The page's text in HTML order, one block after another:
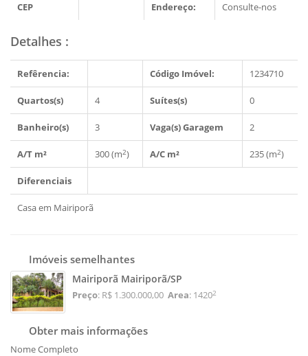
CEP Endereço: Consulte-nos
Detalhes :
Refêrencia: Código Imóvel: 1234710
Quartos(s) 4 Suítes(s) 0
Banheiro(s) 3 Vaga(s) Garagem 2
A/T m² 300 (m2) A/C m² 235 (m2)
Diferenciais
Casa em Mairiporã
Imóveis semelhantes
Mairiporã Mairiporã/SP
Preço: R$ 1.300.000,00 Area: 14202
Obter mais informações
Nome Completo